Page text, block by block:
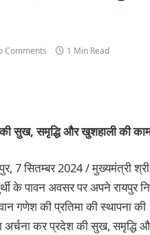
Comments 1 Min Read
सुख, समृद्धि और खुशहाली की
7 सितम्बर 2024 / मुख्यमंत्री
के पावन अवसर पर अपने रायपुर
गणेश की प्रतिमा की स्थापना
अर्चना कर प्रदेश की सुख, समृद्धि